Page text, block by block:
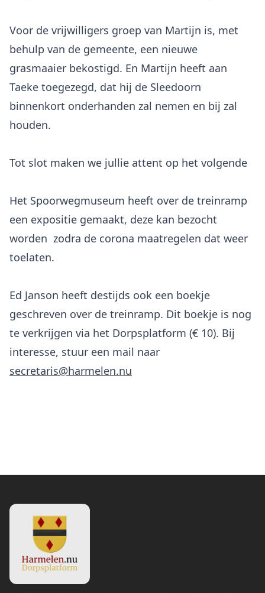
Voor de vrijwilligers groep van Martijn is, met
behulp van de gemeente, een nieuwe
grasmaaier bekostigd. En Martijn heeft aan
Taeke toegezegd, dat hij de Sleedoorn
binnenkort onderhanden zal nemen en bij zal
houden.
Het Spoorwegmuseum heeft over de treinramp
een expositie gemaakt, deze kan bezocht
worden zodra de corona maatregelen dat weer
toelaten.
Ed Janson heeft destijds ook een boekje
geschreven over de treinramp. Dit boekje is nog
te verkrijgen via het Dorpsplatform (€ 10). Bij
interesse, stuur een mail naar
secretaris@harmelen.nu